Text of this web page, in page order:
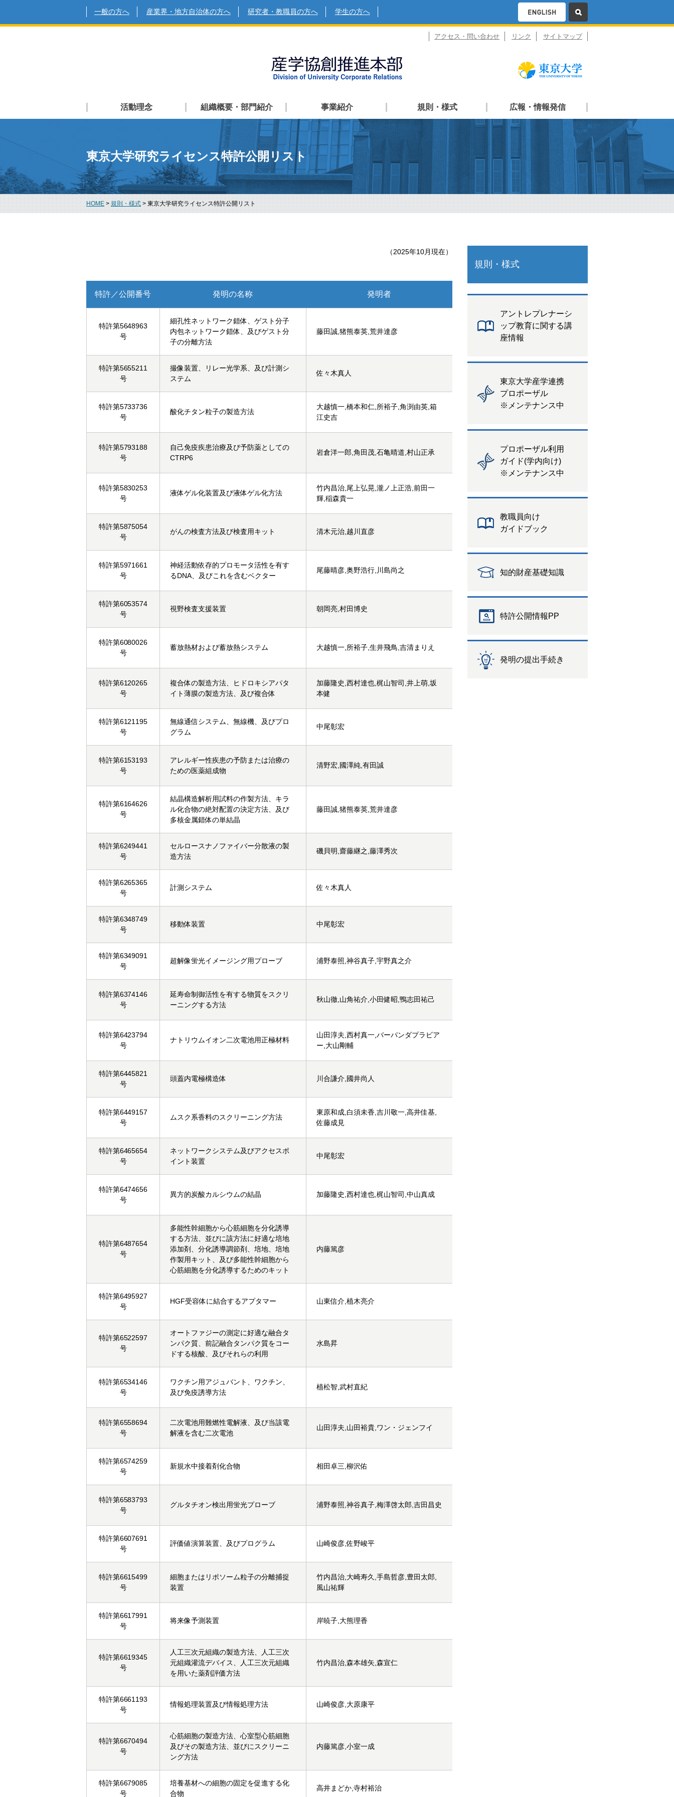
一般の方へ 産業界・地方自治体の方へ 研究者・教職員の方へ 学生の方へ
アクセス・問い合わせ リンク サイトマップ
活動理念 組織概要・部門紹介 事業紹介 規則・様式 広報・情報発信
東京大学研究ライセンス特許公開リスト
HOME > 規則・様式 > 東京大学研究ライセンス特許公開リスト
（2025年10月現在）
特許／公開番号 発明の名称 発明者
特許第5648963
号
細孔性ネットワーク錯体、ゲスト分子
内包ネットワーク錯体、及びゲスト分
子の分離方法
藤田誠,猪熊泰英,荒井達彦
特許第5655211
号
撮像装置、リレー光学系、及び計測シ
ステム
佐々木真人
特許第5733736
号
酸化チタン粒子の製造方法
大越慎一,橋本和仁,所裕子,角渕由英,箱
江史吉
特許第5793188
号
自己免疫疾患治療及び予防薬としての
CTRP6
岩倉洋一郎,角田茂,石亀晴道,村山正承
特許第5830253
号
液体ゲル化装置及び液体ゲル化方法
竹内昌治,尾上弘晃,瀧ノ上正浩,前田一
輝,稲森貴一
特許第5875054
号
がんの検査方法及び検査用キット 清木元治,越川直彦
特許第5971661
号
神経活動依存的プロモータ活性を有す
るDNA、及びこれを含むベクター
尾藤晴彦,奥野浩行,川島尚之
特許第6053574
号
視野検査支援装置 朝岡亮,村田博史
特許第6080026
号
蓄放熱材および蓄放熱システム 大越慎一,所裕子,生井飛鳥,吉清まりえ
特許第6120265
号
複合体の製造方法、ヒドロキシアパタ
イト薄膜の製造方法、及び複合体
加藤隆史,西村達也,梶山智司,井上萌,坂
本健
特許第6121195
号
無線通信システム、無線機、及びプロ
グラム
中尾彰宏
特許第6153193
号
アレルギー性疾患の予防または治療の
ための医薬組成物
清野宏,國澤純,有田誠
特許第6164626
号
結晶構造解析用試料の作製方法、キラ
ル化合物の絶対配置の決定方法、及び
多核金属錯体の単結晶
藤田誠,猪熊泰英,荒井達彦
特許第6249441
号
セルロースナノファイバー分散液の製
造方法
磯貝明,齋藤継之,藤澤秀次
特許第6265365
号
計測システム 佐々木真人
特許第6348749
号
移動体装置 中尾彰宏
特許第6349091
号
超解像蛍光イメージング用プローブ 浦野泰照,神谷真子,宇野真之介
特許第6374146
号
延寿命制御活性を有する物質をスクリ
ーニングする方法
秋山徹,山角祐介,小田健昭,鴨志田祐己
特許第6423794
号
ナトリウムイオン二次電池用正極材料
山田淳夫,西村真一,バーパンダプラビア
ー,大山剛輔
特許第6445821
号
頭蓋内電極構造体 川合謙介,國井尚人
特許第6449157
号
ムスク系香料のスクリーニング方法
東原和成,白須未香,吉川敬一,高井佳基,
佐藤成見
特許第6465654
号
ネットワークシステム及びアクセスポ
イント装置
中尾彰宏
特許第6474656
号
異方的炭酸カルシウムの結晶 加藤隆史,西村達也,梶山智司,中山真成
特許第6487654
号
多能性幹細胞から心筋細胞を分化誘導
する方法、並びに該方法に好適な培地
添加剤、分化誘導調節剤、培地、培地
作製用キット、及び多能性幹細胞から
心筋細胞を分化誘導するためのキット
内藤篤彦
特許第6495927
号
HGF受容体に結合するアプタマー 山東信介,植木亮介
特許第6522597
号
オートファジーの測定に好適な融合タ
ンパク質、前記融合タンパク質をコー
ドする核酸、及びそれらの利用
水島昇
特許第6534146
号
ワクチン用アジュバント、ワクチン、
及び免疫誘導方法
植松智,武村直紀
特許第6558694
号
二次電池用難燃性電解液、及び当該電
解液を含む二次電池
山田淳夫,山田裕貴,ワン・ジェンフイ
特許第6574259
号
新規水中接着剤化合物 相田卓三,柳沢佑
特許第6583793
号
グルタチオン検出用蛍光プローブ 浦野泰照,神谷真子,梅澤啓太郎,吉田昌史
特許第6607691
号
評価値演算装置、及びプログラム 山崎俊彦,佐野峻平
特許第6615499
号
細胞またはリポソーム粒子の分離捕捉
装置
竹内昌治,大崎寿久,手島哲彦,豊田太郎,
風山祐輝
特許第6617991
号
将来像予測装置 岸暁子,大熊理香
特許第6619345
号
人工三次元組織の製造方法、人工三次
元組織灌流デバイス、人工三次元組織
を用いた薬剤評価方法
竹内昌治,森本雄矢,森宣仁
特許第6661193
号
情報処理装置及び情報処理方法 山崎俊彦,大原康平
特許第6670494
号
心筋細胞の製造方法、心室型心筋細胞
及びその製造方法、並びにスクリーニ
ング方法
内藤篤彦,小室一成
特許第6679085
号
培養基材への細胞の固定を促進する化
合物
高井まどか,寺村裕治
規則・様式
アントレプレナーシ
ップ教育に関する講
座情報
東京大学産学連携
プロポーザル
※メンテナンス中
プロポーザル利用
ガイド(学内向け)
※メンテナンス中
教職員向け
ガイドブック
知的財産基礎知識
特許公開情報PP
発明の提出手続き